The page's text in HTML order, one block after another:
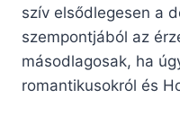
szív elsődlegesen a
szempontjából az
másodlagosak, ha
romantikusokról és